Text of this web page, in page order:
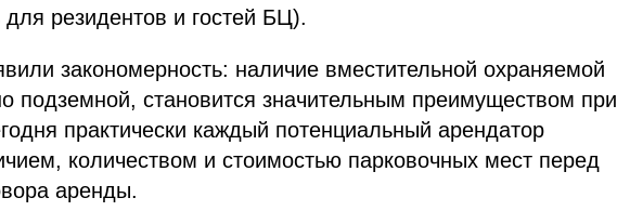
резидентов и гостей БЦ).
закономерность: наличие вместительной охраняемой
подземной, становится значительным преимуществом при
практически каждый потенциальный арендатор
количеством и стоимостью парковочных мест перед
аренды.​